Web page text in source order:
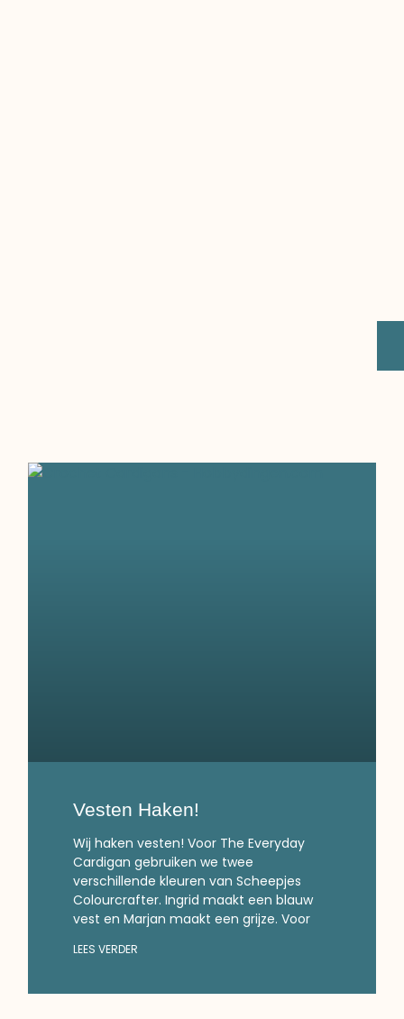
Vesten Haken!
Wij haken vesten! Voor The Everyday
Cardigan gebruiken we twee
verschillende kleuren van Scheepjes
Colourcrafter. Ingrid maakt een blauw
vest en Marjan maakt een grijze. Voor
LEES VERDER